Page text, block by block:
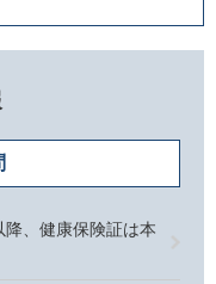
降、健康保険証は本